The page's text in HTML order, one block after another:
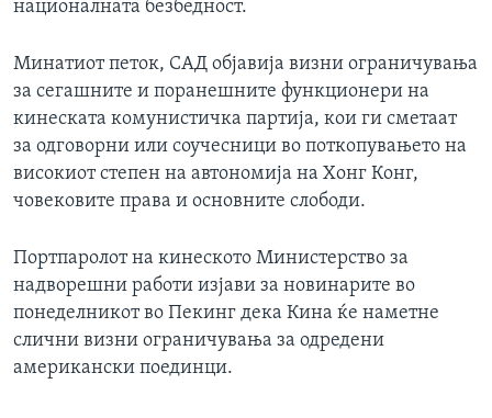
националната безбедност.
Минатиот петок, САД објавија визни ограничувања
за сегашните и поранешните функционери на
кинеската комунистичка партија, кои ги сметаат
за одговорни или соучесници во поткопувањето на
високиот степен на автономија на Хонг Конг,
човековите права и основните слободи.
Портпаролот на кинеското Министерство за
надворешни работи изјави за новинарите во
понеделникот во Пекинг дека Кина ќе наметне
слични визни ограничувања за одредени
американски поединци.